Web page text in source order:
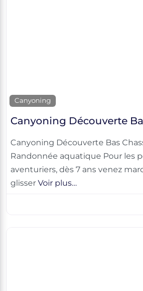
Canyoning
Canyoning Découverte
Canyoning Découverte Bas
Randonnée aquatique Pour les
aventuriers, dès 7 ans venez
glisser Voir plus…